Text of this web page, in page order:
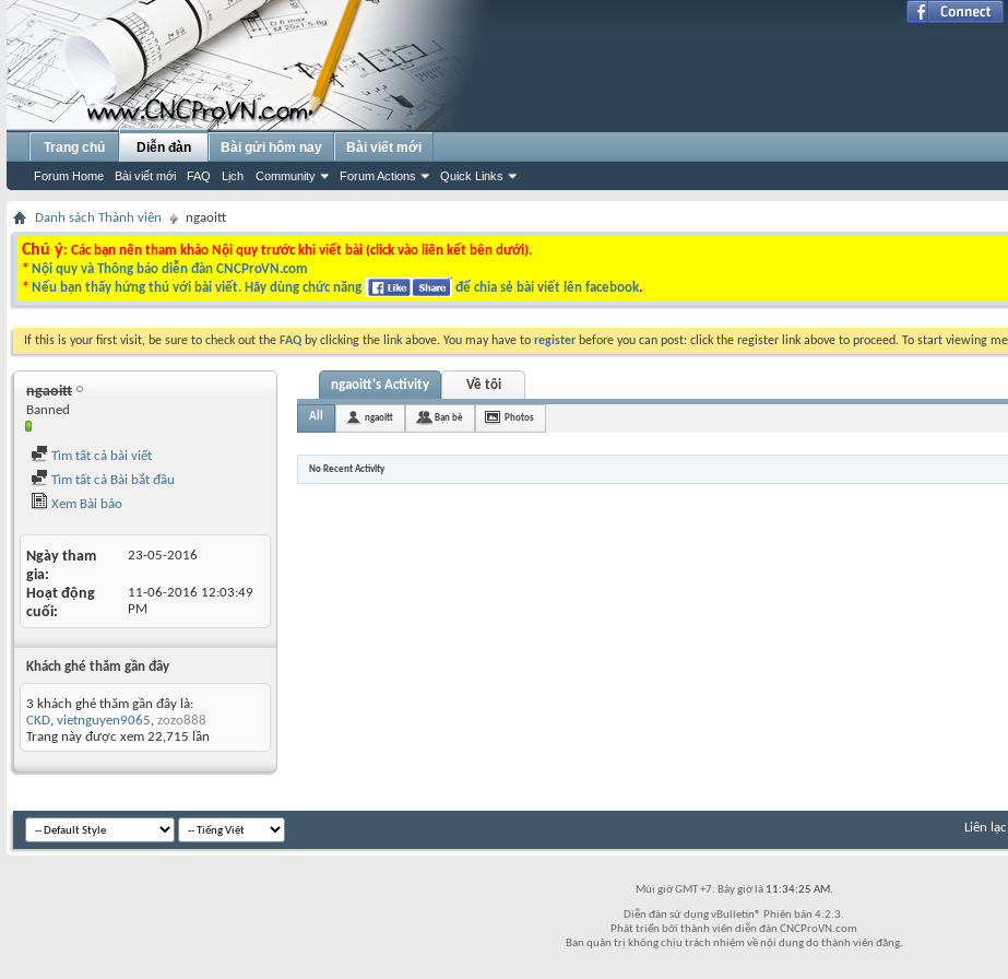
Trang chủ Diễn đàn
Forum Home Bài viết mới FAQ Lịch Community Forum Actions Quick Links
Bài gửi hôm nay Bài viết mới
Danh sách Thành viên ngaoitt
Chú ý: Các bạn nên tham khảo Nội quy trước khi viết bài (click vào liên kết bên dưới).
* Nội quy và Thông báo diễn đàn CNCProVN.com
* Nếu bạn thấy hứng thú với bài viết. Hãy dùng chức năng để chia sẻ bài viết lên facebook.
If this is your first visit, be sure to check out the FAQ by clicking the link above. You may have to register before you can post: click the register link above to proceed. To start viewing
ngaoitt
Banned
Tìm tất cả bài viết
Tìm tất cả Bài bắt đầu
Xem Bài báo
Ngày tham
gia
23-05-2016
Hoạt động
cuối
11-06-2016 12:03:49
PM
Khách ghé thăm gần đây
3 khách ghé thăm gần đây là:
CKD, vietnguyen9065, zozo888
Trang này được xem 22,715 lần
ngaoitt's Activity Về tôi
All ngaoitt Bạn bè Photos
No Recent Activity
Liên
Múi giờ GMT +7. Bây giờ là 11:34:25 AM.
Diễn đàn sử dụng vBulletin® Phiên bản 4.2.3.
Phát triển bởi thành viên diễn đàn CNCProVN.com
Ban quản trị không chịu trách nhiệm về nội dung do thành viên đăng.